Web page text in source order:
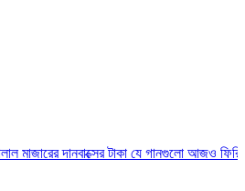
দানবাক্সের টাকাযে গানগুলো আজও ফিরিয়ে